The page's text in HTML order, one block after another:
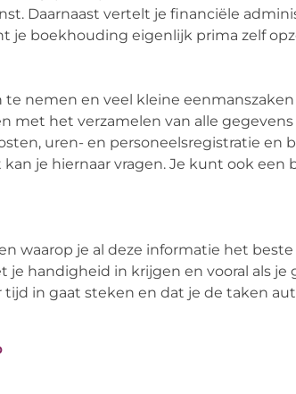
Daarnaast vertelt je financiële
je boekhouding eigenlijk prima zelf
nemen en veel kleine
met het verzamelen van alle
uren- en personeelsregistratie en
je hiernaar vragen. Je kunt ook
waarop je al deze informatie het
je handigheid in krijgen en vooral als
in gaat steken en dat je de taken